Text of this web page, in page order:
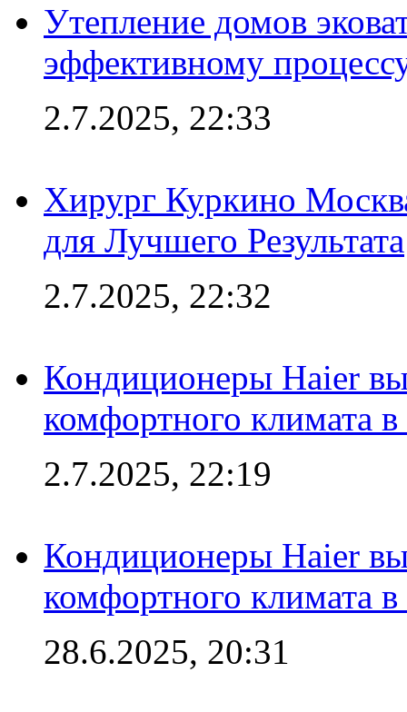
Утепление домов
эффективному
2.7.2025, 22:33
Хирург Куркино
для Лучшего Результата
2.7.2025, 22:32
Кондиционеры Haier
комфортного климата
2.7.2025, 22:19
Кондиционеры Haier
комфортного климата
28.6.2025, 20:31